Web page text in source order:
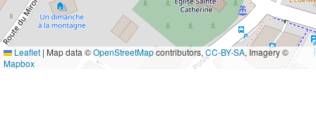
Leaflet | Map data ©OpenStreetMapcontributors, CC-BY-SA, Imagery ©
Mapbox